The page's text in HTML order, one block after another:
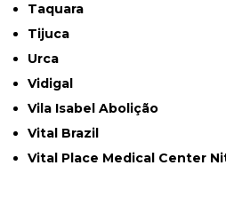
Taquara
Tijuca
Urca
Vidigal
Vila Isabel Abolição
Vital Brazil
Vital Place Medical Center